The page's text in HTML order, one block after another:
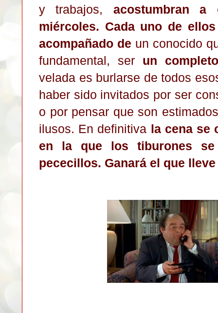
y trabajos, acostumbran a
miércoles. Cada uno de
acompañado de un conocido
fundamental, ser un
velada es burlarse de todos
haber sido invitados por ser
o por pensar que son
ilusos. En definitiva la cena se
en la que los tiburones
pececillos. Ganará el que